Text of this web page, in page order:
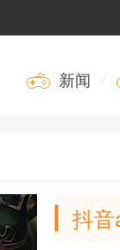
新闻 /
抖